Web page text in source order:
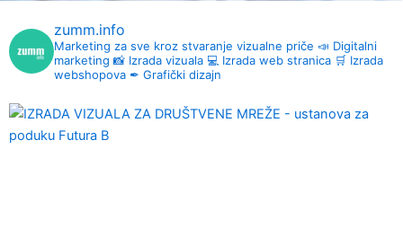
zumm.info
Marketing za sve kroz stvaranje vizualne priče 📣 Digitalni
marketing 📸 Izrada vizuala 💻 Izrada web stranica 🛒 Izrada
webshopova ✒ Grafički dizajn